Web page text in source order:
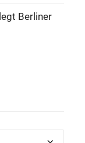
Berliner